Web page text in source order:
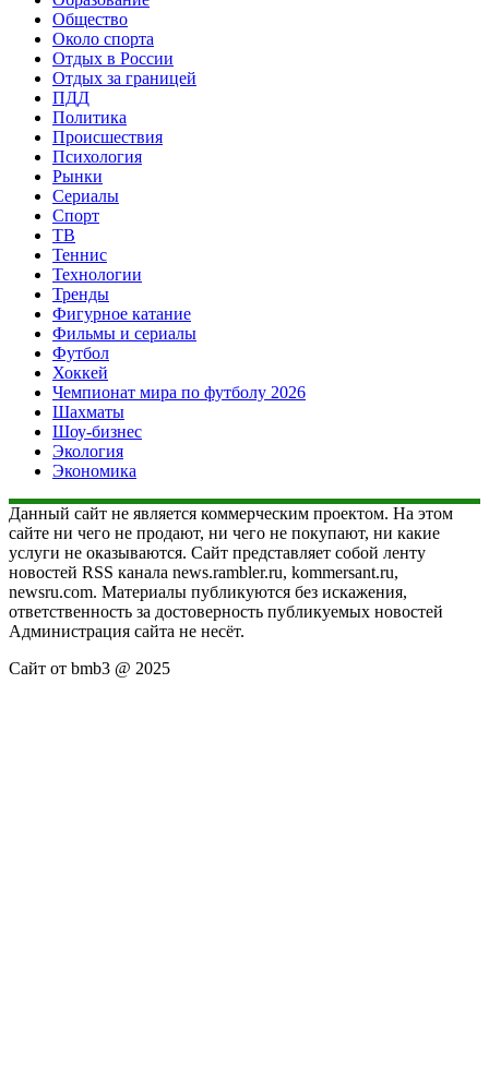
Общество
Около спорта
Отдых в России
Отдых за границей
ПДД
Политика
Происшествия
Психология
Рынки
Сериалы
Спорт
ТВ
Теннис
Технологии
Тренды
Фигурное катание
Фильмы и сериалы
Футбол
Хоккей
Чемпионат мира по футболу 2026
Шахматы
Шоу-бизнес
Экология
Экономика
Данный сайт не является коммерческим проектом. На этом
сайте ни чего не продают, ни чего не покупают, ни какие
услуги не оказываются. Сайт представляет собой ленту
новостей RSS канала news.rambler.ru, kommersant.ru,
newsru.com. Материалы публикуются без искажения,
ответственность за достоверность публикуемых новостей
Администрация сайта не несёт.
Сайт от bmb3 @ 2025